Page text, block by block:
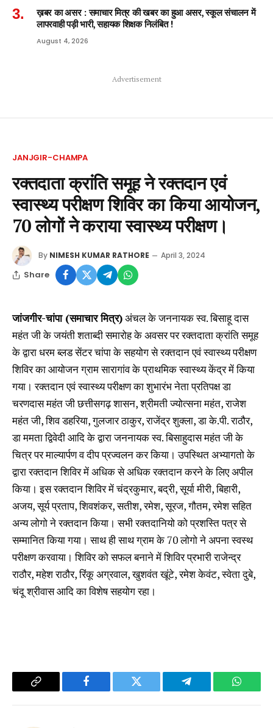
ख़बर का असर : समाचार मित्र की खबर का हुआ असर, स्कूल संचालन में
लापरवाही पड़ी भारी, सहायक शिक्षक निलंबित !
August 4, 2026
Advertisement
JANJGIR-CHAMPA
रक्तदाता क्रांति समूह ने रक्तदान एवं
स्वास्थ्य परीक्षण शिविर का किया आयोजन,
70 लोगों ने कराया स्वास्थ्य परीक्षण।
By NIMESH KUMAR RATHORE April 3, 2024
Share
जांजगीर-चांपा (समाचार मित्र)अंचल के जननायक स्व. बिसाहू दास
महंत जी के जयंती शताब्दी समारोह के अवसर पर रक्तदाता क्रांति समूह
के द्वारा धरम ब्लड सेंटर चांपा के सहयोग से रक्तदान एवं स्वास्थ्य परीक्षण
शिविर का आयोजन ग्राम सारागांव के प्राथमिक स्वास्थ्य केंद्र में किया
गया। रक्तदान एवं स्वास्थ्य परीक्षण का शुभारंभ नेता प्रतिपक्ष डा
चरणदास महंत जी छत्तीसगढ़ शासन, श्रीमती ज्योत्सना महंत, राजेश
महंत जी, शिव डहरिया, गुलजार ठाकुर, राजेंद्र शुक्ला, डा के.पी. राठौर,
डा ममता द्विवेदी आदि के द्वारा जननायक स्व. बिसाहुदास महंत जी के
चित्र पर माल्यार्पण व दीप प्रज्वलन कर किया। उपस्थित अभ्यागतो के
द्वारा रक्तदान शिविर में अधिक से अधिक रक्तदान करने के लिए अपील
किया। इस रक्तदान शिविर में चंद्रकुमार, बद्री, सूर्या मीरी, बिहारी,
अजय, सूर्य प्रताप, शिवशंकर, सतीश, रमेश, सूरज, गौतम, रमेश सहित
अन्य लोगो ने रक्तदान किया। सभी रक्तदानियो को प्रशस्ति पत्र से
सम्मानित किया गया। साथ ही साथ ग्राम के 70 लोगो ने अपना स्वस्थ
परीक्षण करवाया। शिविर को सफल बनाने में शिविर प्रभारी राजेन्द्र
राठौर, महेश राठौर, रिंकू अग्रवाल, खुशवंत खूंटे, रमेश केवंट, स्वेता दुबे,
चंदू श्रीवास आदि का विशेष सहयोग रहा।
Copy
Facebook Twitter Telegram